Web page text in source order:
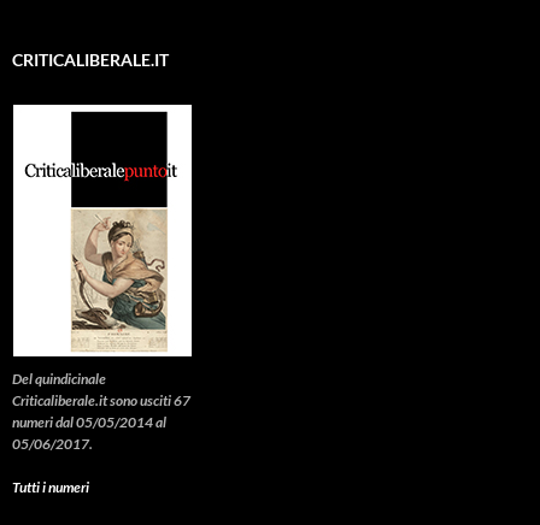
CRITICALIBERALE.IT
Del quindicinale
Criticaliberale.it sono usciti 67
numeri dal 05/05/2014 al
05/06/2017.
Tutti i numeri